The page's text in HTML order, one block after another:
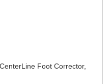
Foot Corrector,